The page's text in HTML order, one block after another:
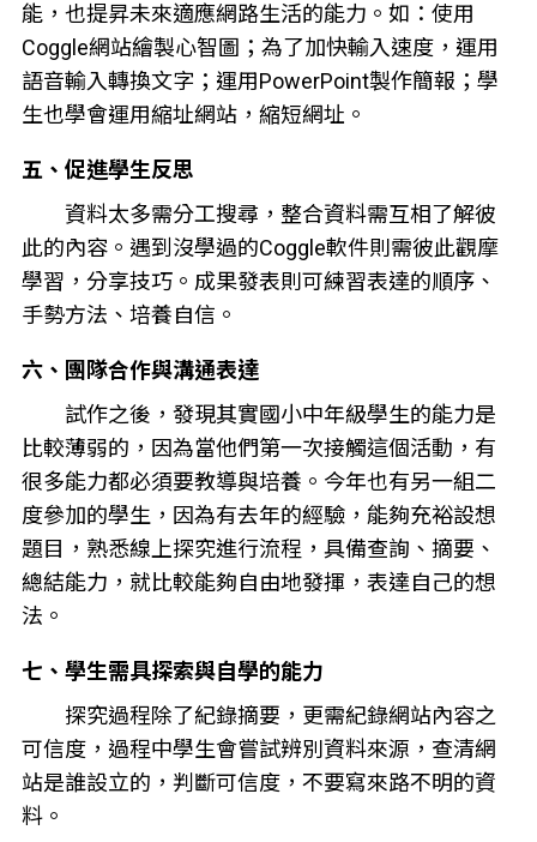
能，也提昇未來適應網路生活的能力。如：使用
Coggle網站繪製心智圖；為了加快輸入速度，運用
語音輸入轉換文字；運用PowerPoint製作簡報；學
生也學會運用縮址網站，縮短網址。
五、促進學生反思
資料太多需分工搜尋，整合資料需互相了解彼
此的內容。遇到沒學過的Coggle軟件則需彼此觀摩
學習，分享技巧。成果發表則可練習表達的順序、
手勢方法、培養自信。
六、團隊合作與溝通表達
試作之後，發現其實國小中年級學生的能力是
比較薄弱的，因為當他們第一次接觸這個活動，有
很多能力都必須要教導與培養。今年也有另一組二
度參加的學生，因為有去年的經驗，能夠充裕設想
題目，熟悉線上探究進行流程，具備查詢、摘要、
總結能力，就比較能夠自由地發揮，表達自己的想
法。
七、學生需具探索與自學的能力
探究過程除了紀錄摘要，更需紀錄網站內容之
可信度，過程中學生會嘗試辨別資料來源，查清網
站是誰設立的，判斷可信度，不要寫來路不明的資
料。